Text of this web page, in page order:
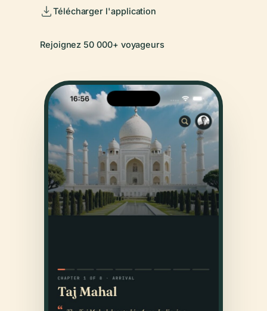
Télécharger l'application
Rejoignez 50 000+ voyageurs